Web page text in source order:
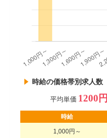
時給の価格帯別求人数
平均単価 1200円
時給
1,000円～